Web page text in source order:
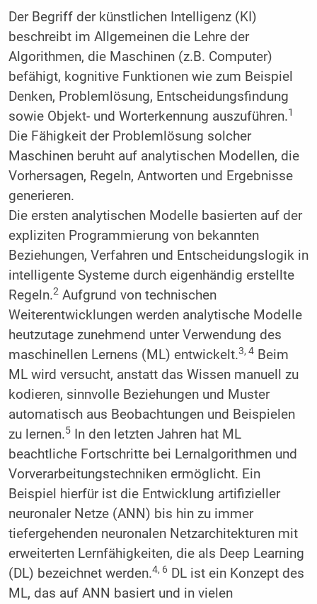
Der Begriff der künstlichen Intelligenz (KI)
beschreibt im Allgemeinen die Lehre der
Algorithmen, die Maschinen (z.B. Computer)
befähigt, kognitive Funktionen wie zum Beispiel
Denken, Problemlösung, Entscheidungsfindung
sowie Objekt- und Worterkennung auszuführen.1
Die Fähigkeit der Problemlösung solcher
Maschinen beruht auf analytischen Modellen, die
Vorhersagen, Regeln, Antworten und Ergebnisse
generieren.
Die ersten analytischen Modelle basierten auf der
expliziten Programmierung von bekannten
Beziehungen, Verfahren und Entscheidungslogik in
intelligente Systeme durch eigenhändig erstellte
Regeln.2Aufgrund von technischen
Weiterentwicklungen werden analytische Modelle
heutzutage zunehmend unter Verwendung des
maschinellen Lernens (ML) entwickelt.3, 4Beim
ML wird versucht, anstatt das Wissen manuell zu
kodieren, sinnvolle Beziehungen und Muster
automatisch aus Beobachtungen und Beispielen
zu lernen.5In den letzten Jahren hat ML
beachtliche Fortschritte bei Lernalgorithmen und
Vorverarbeitungstechniken ermöglicht. Ein
Beispiel hierfür ist die Entwicklung artifizieller
neuronaler Netze (ANN) bis hin zu immer
tiefergehenden neuronalen Netzarchitekturen mit
erweiterten Lernfähigkeiten, die als Deep Learning
(DL) bezeichnet werden.4, 6DL ist ein Konzept des
ML, das auf ANN basiert und in vielen